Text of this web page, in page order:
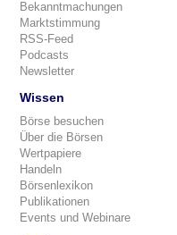
Bekanntmachungen
Marktstimmung
RSS-Feed
Podcasts
Newsletter
Wissen
Börse besuchen
Über die Börsen
Wertpapiere
Handeln
Börsenlexikon
Publikationen
Events und Webinare